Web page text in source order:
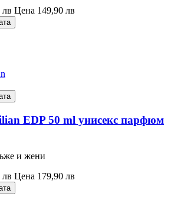
лв Цена 149,90 лв
EDP 50 ml унисекс парфюм
и жени
лв Цена 179,90 лв